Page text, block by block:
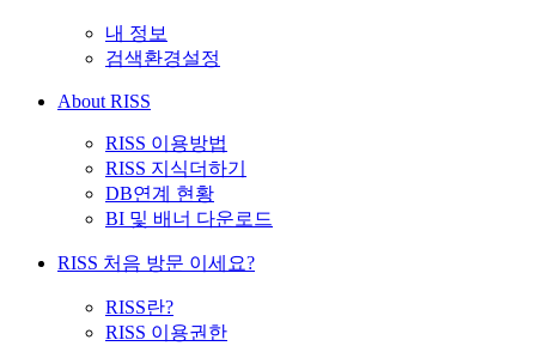
내 정보
검색환경설정
About RISS
RISS 이용방법
RISS 지식더하기
DB연계 현황
BI 및 배너 다운로드
RISS 처음 방문 이세요?
RISS란?
RISS 이용권한